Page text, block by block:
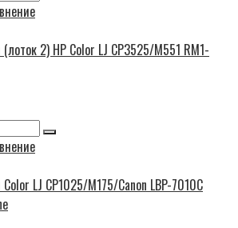
(лоток 2) HP Color LJ CP3525/M551 RM1-
LJ CP1025/M175/Canon LBP-7010C